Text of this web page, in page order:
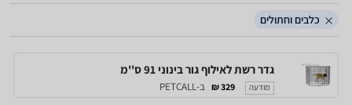
כלבים וחתולים
גדר רשת לאילוף גור בינוני 91 ס''מ
מודעה 329 ₪ ב-PETCALL